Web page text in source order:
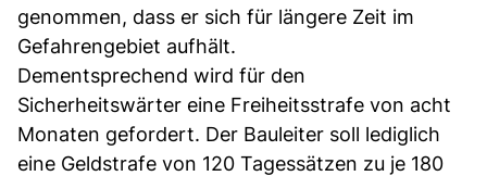
genommen, dass er sich für längere Zeit im
Gefahrengebiet aufhält.
Dementsprechend wird für den
Sicherheitswärter eine Freiheitsstrafe von acht
Monaten gefordert. Der Bauleiter soll lediglich
eine Geldstrafe von 120 Tagessätzen zu je 180